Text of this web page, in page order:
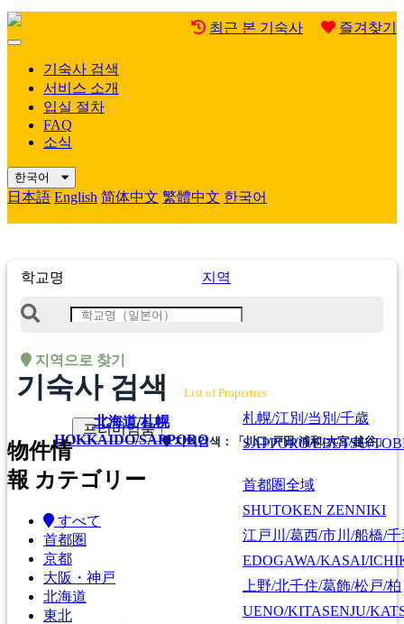
최근 본 기숙사 즐겨찾기
Mobile
기숙사 검색
서비스 소개
입실 절차
FAQ
소식
한국어
日本語 English 简体中文 繁體中文 한국어
학교명 지역
지역으로 찾기
北海道/札幌
HOKKAIDO/SAPPORO
札幌/江別/当別/千歳
SAPPORO/EBETSU/
首都圏全域
SHUTOKEN ZENNIKI
江戸川/葛西/市川/船橋/千
EDOGAWA/KASAI/
上野/北千住/葛飾/松戸/柏
UENO/KITASENJU/
기숙사 검색 List of Properties
지역검색： 「川口/戸田/浦和/大宮/越谷」
프리미엄룸
物件情
報 カテゴリー
すべて
首都圏
京都
大阪・神戸
北海道
東北